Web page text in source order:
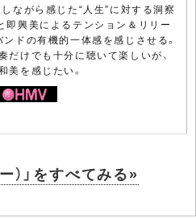
ながら感じた“人生”に対する洞察
即興美によるテンション＆リリー
ドの有機的一体感を感じさせる。
だけでも十分に聴いて楽しいが、
美を感じたい。
）」をすべてみる»